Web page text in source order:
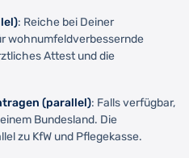
: Reiche bei Deiner
wohnumfeldverbessernde
Attest und die
(parallel): Falls verfügbar,
Bundesland. Die
zu KfW und Pflegekasse.